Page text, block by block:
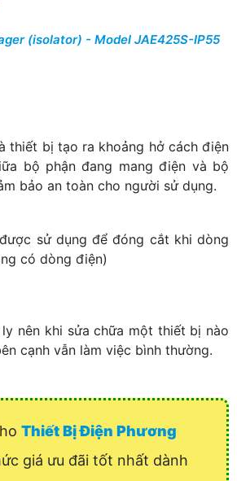
(isolator) - Model JAE425S-IP55
thiết bị tạo ra khoảng hở cách điện
bộ phận đang mang điện và bộ
bảo an toàn cho người sử dụng.
được sử dụng để đóng cắt khi dòng
có dòng điện)
nên khi sửa chữa một thiết bị nào
cạnh vẫn làm việc bình thường.
Thiết Bị Điện Phương
giá ưu đãi tốt nhất dành